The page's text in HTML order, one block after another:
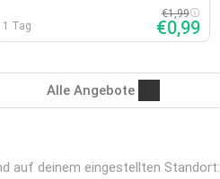
1 Tag
€1,99
€0,99
Alle Angebote
auf deinem eingestellten Standort: